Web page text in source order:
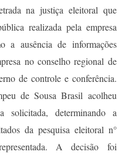
na justiça eleitoral que
realizada pela empresa
a ausência de informações
no conselho regional de
de controle e conferência.
de Sousa Brasil acolheu
solicitada, determinando a
da pesquisa eleitoral n°
A decisão foi